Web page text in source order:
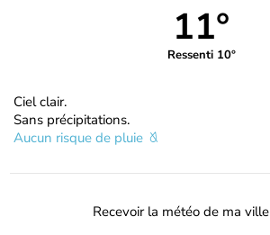
11°
Ressenti 10°
Ciel clair.
Sans précipitations.
Aucun risque de pluie
Recevoir la météo de ma ville